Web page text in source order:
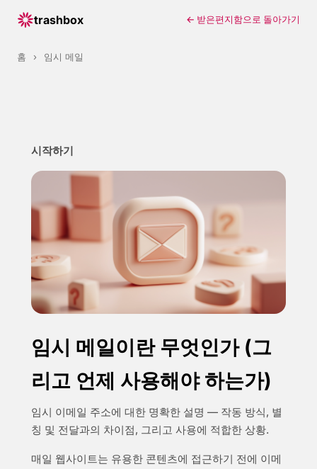
trashbox ← 받은편지함으로 돌아가기
홈 › 임시 메일
시작하기
임시 메일이란 무엇인가 (그
리고 언제 사용해야 하는가)
임시 이메일 주소에 대한 명확한 설명 — 작동 방식, 별
칭 및 전달과의 차이점, 그리고 사용에 적합한 상황.
매일 웹사이트는 유용한 콘텐츠에 접근하기 전에 이메